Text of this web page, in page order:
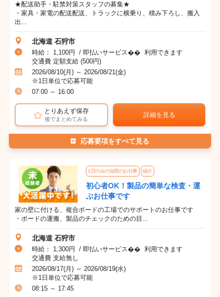
★配送助手・駐禁対策スタッフの募集★
・家具・家電の配送配送、トラックに横乗り、積み下ろし、搬入
出...
北海道 石狩市
時給： 1,100円 / 即払いサービス�� 利用できます
交通費 定額支給 (500円)
2026/08/10(月) ～ 2026/08/21(金)
※1日単位で応募可能
07:00 ～ 16:00
とりあえず保存
後でまとめてみる
詳細を見る
応募要項をすべて見る
1日のみの短期のお仕事 紹介
初心者OK！製品の簡単な検査・運
ぶお仕事です
家の壁に付ける、複合ボードの工場でのサポートのお仕事です
・ボードの運搬、製品のチェックのための目...
北海道 石狩市
時給： 1,300円 / 即払いサービス�� 利用できます
交通費 支給無し
2026/08/17(月) ～ 2026/08/19(水)
※1日単位で応募可能
08:15 ～ 17:45